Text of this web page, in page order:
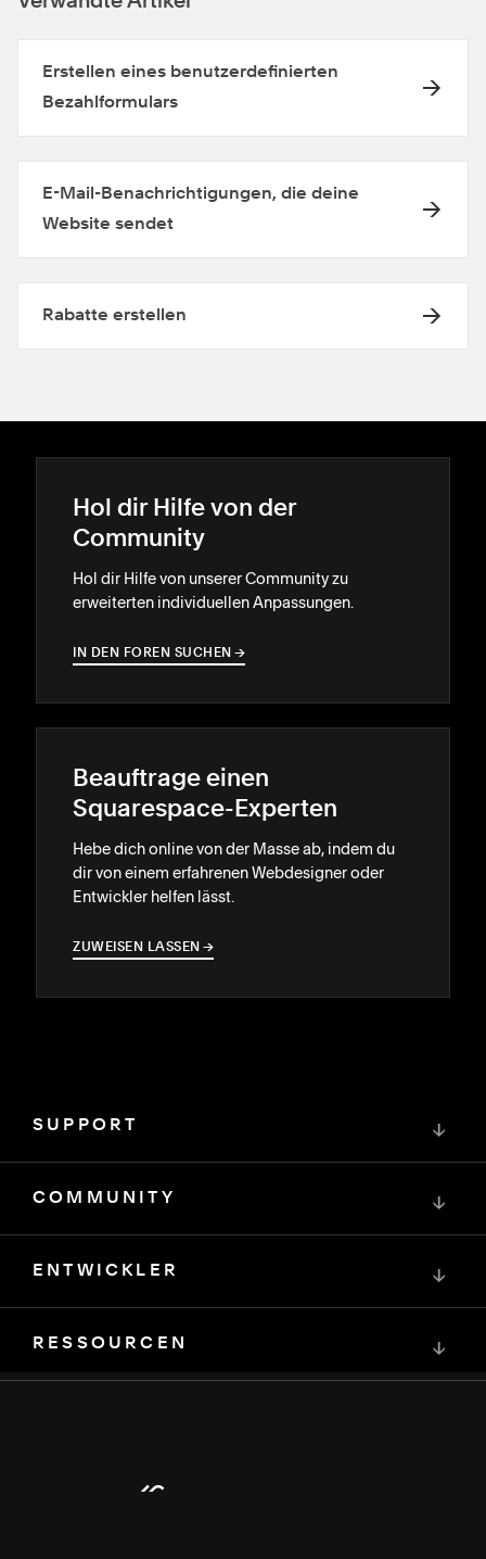
Erstellen eines benutzerdefinierten
Bezahlformulars
E-Mail-Benachrichtigungen, die deine
Website sendet
Rabatte erstellen
Hol dir Hilfe von der
Community
Hol dir Hilfe von unserer Community zu
erweiterten individuellen Anpassungen.
IN DEN FOREN SUCHEN →
→
Beauftrage einen
Squarespace-Experten
Hebe dich online von der Masse ab, indem du
dir von einem erfahrenen Webdesigner oder
Entwickler helfen lässt.
ZUWEISEN LASSEN →
→
SUPPORT ↓
COMMUNITY ↓
ENTWICKLER ↓
RESSOURCEN ↓